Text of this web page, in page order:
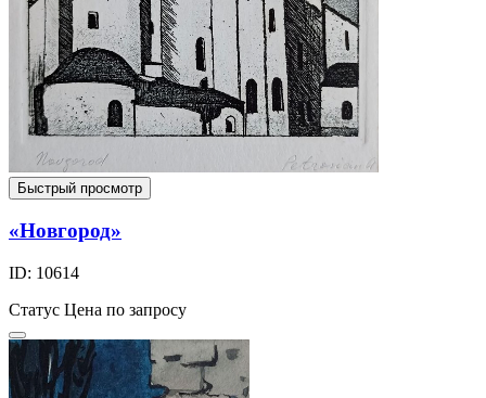
Быстрый просмотр
«Новгород»
ID: 10614
Статус Цена по запросу